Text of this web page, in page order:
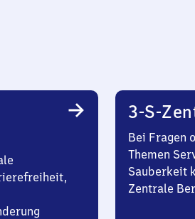
3-S-
Bei Fragen
Themen
Sauberkeit
Zentrale